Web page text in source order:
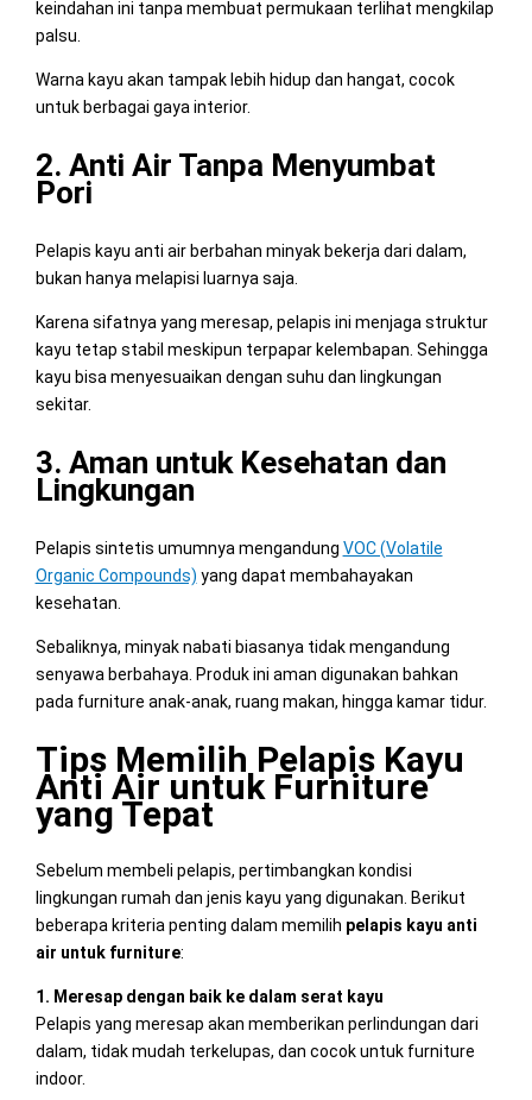
keindahan ini tanpa membuat permukaan terlihat mengkilap
palsu.
Warna kayu akan tampak lebih hidup dan hangat, cocok
untuk berbagai gaya interior.
2. Anti Air Tanpa Menyumbat
Pori
Pelapis kayu anti air berbahan minyak bekerja dari dalam,
bukan hanya melapisi luarnya saja.
Karena sifatnya yang meresap, pelapis ini menjaga struktur
kayu tetap stabil meskipun terpapar kelembapan. Sehingga
kayu bisa menyesuaikan dengan suhu dan lingkungan
sekitar.
3. Aman untuk Kesehatan dan
Lingkungan
Pelapis sintetis umumnya mengandung VOC (Volatile
Organic Compounds) yang dapat membahayakan
kesehatan.
Sebaliknya, minyak nabati biasanya tidak mengandung
senyawa berbahaya. Produk ini aman digunakan bahkan
pada furniture anak-anak, ruang makan, hingga kamar tidur.
Tips Memilih Pelapis Kayu
Anti Air untuk Furniture
yang Tepat
Sebelum membeli pelapis, pertimbangkan kondisi
lingkungan rumah dan jenis kayu yang digunakan. Berikut
beberapa kriteria penting dalam memilih pelapis kayu anti
air untuk furniture:
1. Meresap dengan baik ke dalam serat kayu
Pelapis yang meresap akan memberikan perlindungan dari
dalam, tidak mudah terkelupas, dan cocok untuk furniture
indoor.